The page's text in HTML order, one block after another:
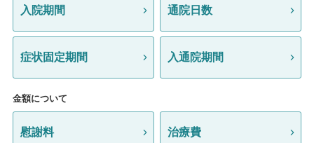
入院期間 通院日数
症状固定期間 入通院期間
金額について
慰謝料 治療費